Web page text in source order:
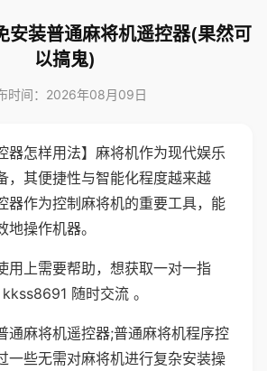
安装普通麻将机遥控器(果然可
以搞鬼)
时间：2026年08月09日
器怎样用法】麻将机作为现代娱乐
，其便捷性与智能化程度越来越
器作为控制麻将机的重要工具，能
操作机器。
用上需要帮助，想获取一对一指
随时交流 。
通麻将机遥控器;普通麻将机程序控
一些无需对麻将机进行复杂安装操